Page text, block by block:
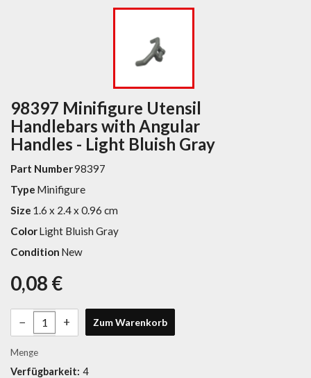
98397 Minifigure Utensil
Handlebars with Angular
Handles - Light Bluish Gray
Part Number98397
Type Minifigure
Size 1.6 x 2.4 x 0.96 cm
ColorLight Bluish Gray
Condition New
0,08 €
− + Zum Warenkorb
Menge
Verfügbarkeit: 4